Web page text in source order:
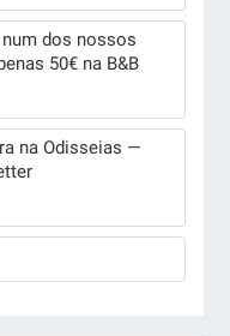
dos nossos
50€ na B&B
na Odisseias —